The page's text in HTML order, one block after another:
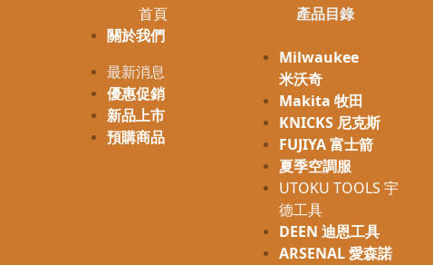
首頁
關於我們
最新消息
優惠促銷
新品上市
預購商品
產品目錄
Milwaukee
米沃奇
Makita 牧田
KNICKS 尼克斯
FUJIYA 富士箭
夏季空調服
UTOKU TOOLS 宇
德工具
DEEN 迪恩工具
ARSENAL 愛森諾